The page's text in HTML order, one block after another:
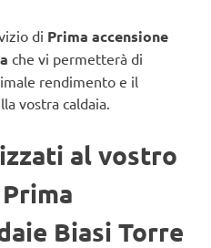
di Prima accensione
che vi permetterà di
rendimento e il
vostra caldaia.
al vostro
Biasi Torre